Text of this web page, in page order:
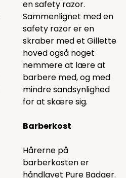
en safety razor.
Sammenlignet med en
safety razor er en
skraber med et Gillette
hoved også noget
nemmere at lære at
barbere med, og med
mindre sandsynlighed
for at skære sig.
Barberkost
Hårerne på
barberkosten er
håndlavet Pure Badger.